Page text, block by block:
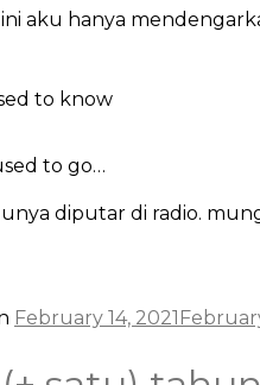
aku hanya
to know
to go…
diputar di radio.
February 14, 2021